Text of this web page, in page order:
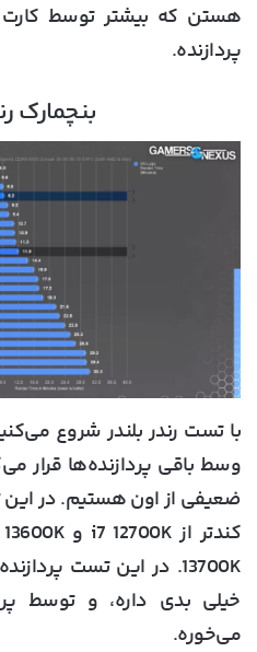
هستن که بیشتر توسط
پردازنده.
بنچمارک
وسط باقی پردازنده‌ها قرار
خیلی بدی داره، و توسط
می‌خوره.